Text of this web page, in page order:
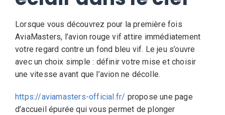
Lorsque vous découvrez pour la première fois
AviaMasters, l’avion rouge vif attire immédiatement
votre regard contre un fond bleu vif. Le jeu s’ouvre
avec un choix simple : définir votre mise et choisir
une vitesse avant que l’avion ne décolle.
https://aviamasters-official.fr/ propose une page
d’accueil épurée qui vous permet de plonger